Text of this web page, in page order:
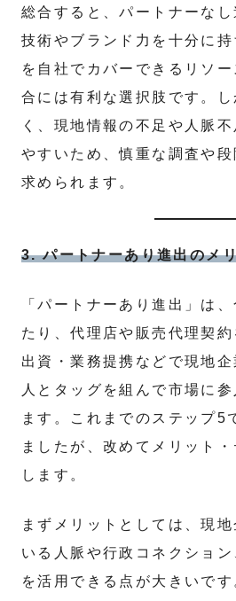
総合すると、パートナーな
技術やブランド力を十分に
を自社でカバーできるリソ
合には有利な選択肢です。
く、現地情報の不足や人脈
やすいため、慎重な調査や
求められます。
3. パートナーあり進出のメ
「パートナーあり進出」は
たり、代理店や販売代理契
出資・業務提携などで現地
人とタッグを組んで市場に
ます。これまでのステップ5
ましたが、改めてメリット
します。
まずメリットとしては、現
いる人脈や行政コネクショ
を活用できる点が大きいで